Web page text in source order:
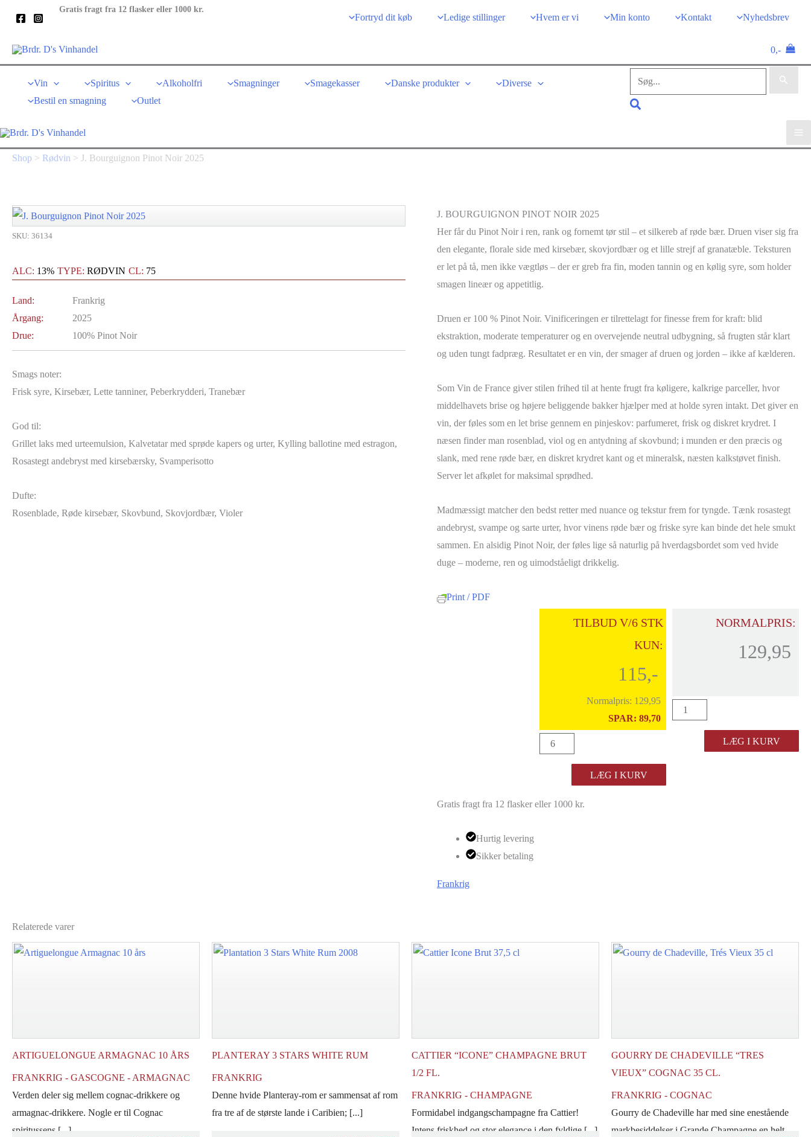
indholdet
Gratis fragt fra 12 flasker eller 1000 kr.
Fortryd dit køb Ledige stillinger Hvem er vi Min konto Kontakt Nyhedsbrev
0,-
Vin Spiritus Alkoholfri Smagninger Smagekasser Danske produkter
Diverse
Bestil en smagning
Outlet Søg
Shop > Rødvin > J. Bourguignon Pinot Noir 2025
SKU: 36134
ALC: 13% TYPE: RØDVIN CL: 75
Land:
Frankrig
Årgang:
2025
Drue:
100% Pinot Noir
Smags noter:
Frisk syre, Kirsebær, Lette tanniner, Peberkrydderi, Tranebær
God til:
Grillet laks med urteemulsion, Kalvetatar med sprøde kapers og urter, Kylling ballotine med estragon,
Rosastegt andebryst med kirsebærsky, Svamperisotto
Dufte:
Rosenblade, Røde kirsebær, Skovbund, Skovjordbær, Violer
J. BOURGUIGNON PINOT NOIR 2025
Her får du Pinot Noir i ren, rank og fornemt tør stil – et silkereb af røde bær. Druen viser sig fra
den elegante, florale side med kirsebær, skovjordbær og et lille strejf af granatæble. Teksturen
er let på tå, men ikke vægtløs – der er greb fra fin, moden tannin og en kølig syre, som holder
smagen lineær og appetitlig.
Druen er 100 % Pinot Noir. Vinificeringen er tilrettelagt for finesse frem for kraft: blid
ekstraktion, moderate temperaturer og en overvejende neutral udbygning, så frugten står klart
og uden tungt fadpræg. Resultatet er en vin, der smager af druen og jorden – ikke af kælderen.
Som Vin de France giver stilen frihed til at hente frugt fra køligere, kalkrige parceller, hvor
middelhavets brise og højere beliggende bakker hjælper med at holde syren intakt. Det giver en
vin, der føles som en let brise gennem en pinjeskov: parfumeret, frisk og diskret krydret. I
næsen finder man rosenblad, viol og en antydning af skovbund; i munden er den præcis og
slank, med rene røde bær, en diskret krydret kant og et mineralsk, næsten kalkstøvet finish.
Server let afkølet for maksimal sprødhed.
Madmæssigt matcher den bedst retter med nuance og tekstur frem for tyngde. Tænk rosastegt
andebryst, svampe og sarte urter, hvor vinens røde bær og friske syre kan binde det hele smukt
sammen. En alsidig Pinot Noir, der føles lige så naturlig på hverdagsbordet som ved hvide
duge – moderne, ren og uimodståeligt drikkelig.
Print / PDF
TILBUD V/6 STK
KUN:
115,-
Normalpris: 129,95
SPAR: 89,70
LÆG I KURV
NORMALPRIS:
129,95
LÆG I KURV
Gratis fragt fra 12 flasker eller 1000 kr.
Hurtig levering
Sikker betaling
Frankrig
Relaterede varer
ARTIGUELONGUE ARMAGNAC 10 ÅRS
FRANKRIG - GASCOGNE - ARMAGNAC
Verden deler sig mellem cognac-drikkere og
armagnac-drikkere. Nogle er til Cognac
spiritussens [...]
PLANTERAY 3 STARS WHITE RUM
FRANKRIG
Denne hvide Planteray-rom er sammensat af rom
fra tre af de største lande i Caribien; [...]
CATTIER “ICONE” CHAMPAGNE BRUT
1/2 FL.
FRANKRIG - CHAMPAGNE
Formidabel indgangschampagne fra Cattier!
Intens friskhed og stor elegance i den fyldige [...]
GOURRY DE CHADEVILLE “TRES
VIEUX” COGNAC 35 CL.
FRANKRIG - COGNAC
Gourry de Chadeville har med sine enestående
markbesiddelser i Grande Champagne en helt